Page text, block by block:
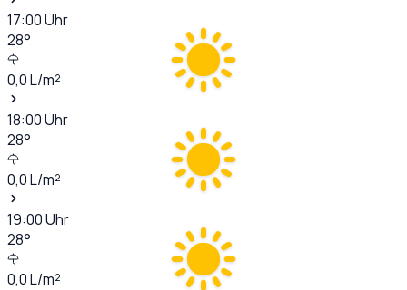
17:00Uhr
28°
0,0L/m²
18:00Uhr
28°
0,0L/m²
19:00Uhr
28°
0,0L/m²